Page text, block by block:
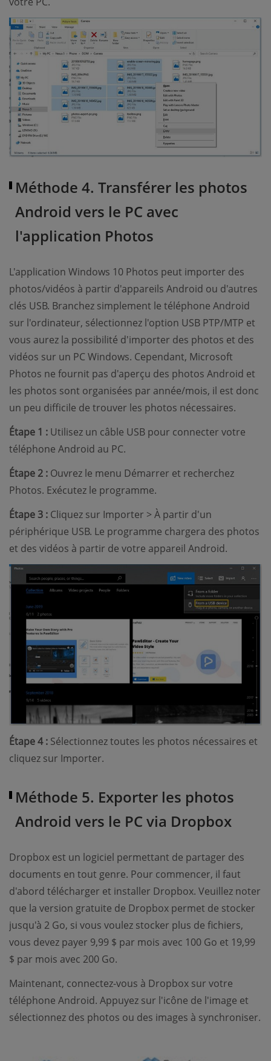
Méthode 4. Transférer les photos
Android vers le PC avec
l'application Photos
L'application Windows 10 Photos peut importer des
photos/vidéos à partir d'appareils Android ou d'autres
clés USB. Branchez simplement le téléphone Android
sur l'ordinateur, sélectionnez l'option USB PTP/MTP et
vous aurez la possibilité d'importer des photos et des
vidéos sur un PC Windows. Cependant, Microsoft
Photos ne fournit pas d'aperçu des photos Android et
les photos sont organisées par année/mois, il est donc
un peu difficile de trouver les photos nécessaires.
Étape 1 : Utilisez un câble USB pour connecter votre
téléphone Android au PC.
Étape 2 : Ouvrez le menu Démarrer et recherchez
Photos. Exécutez le programme.
Étape 3 : Cliquez sur Importer > À partir d'un
périphérique USB. Le programme chargera des photos
et des vidéos à partir de votre appareil Android.
Étape 4 : Sélectionnez toutes les photos nécessaires et
cliquez sur Importer.
Méthode 5. Exporter les photos
Android vers le PC via Dropbox
Dropbox est un logiciel permettant de partager des
documents en tout genre. Pour commencer, il faut
d'abord télécharger et installer Dropbox. Veuillez noter
que la version gratuite de Dropbox permet de stocker
jusqu'à 2 Go, si vous voulez stocker plus de fichiers,
vous devez payer 9,99 $ par mois avec 100 Go et 19,99
$ par mois avec 200 Go.
Maintenant, connectez-vous à Dropbox sur votre
téléphone Android. Appuyez sur l'icône de l'image et
sélectionnez des photos ou des images à synchroniser.